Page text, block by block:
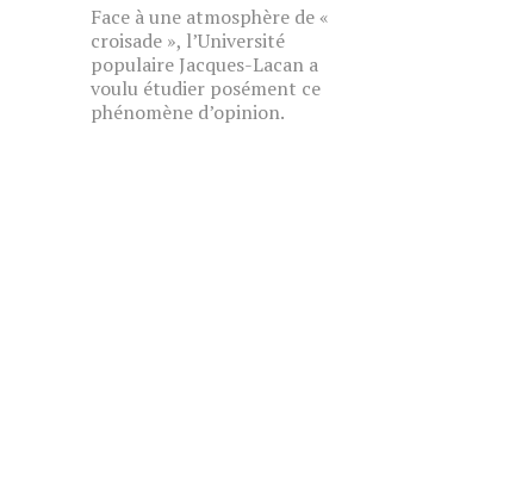
Face à une atmosphère de «
croisade », l’Université
populaire Jacques-Lacan a
voulu étudier posément ce
phénomène d’opinion.